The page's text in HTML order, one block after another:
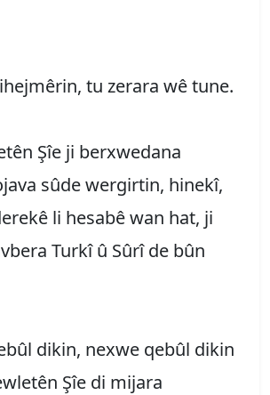
tu zerara wê tune.
Şîe ji berxwedana
sûde wergirtin, hinekî,
li hesabê wan hat, ji
Turkî û Sûrî de bûn
dikin, nexwe qebûl dikin
Şîe di mijara